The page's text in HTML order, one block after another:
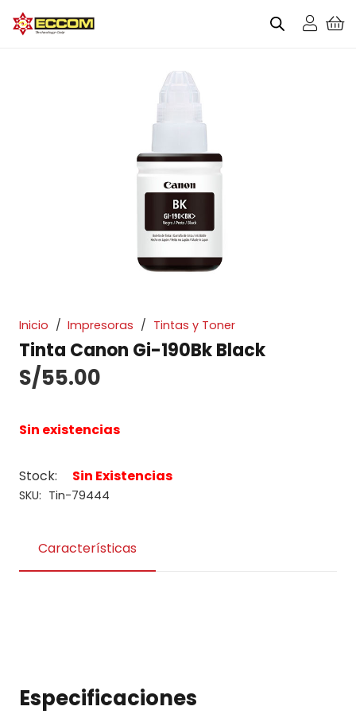
Inicio / Impresoras / Tintas y Toner
Tinta Canon Gi-190Bk Black
S/55.00
Sin existencias
Stock: Sin Existencias
SKU: Tin-79444
Características
Especificaciones